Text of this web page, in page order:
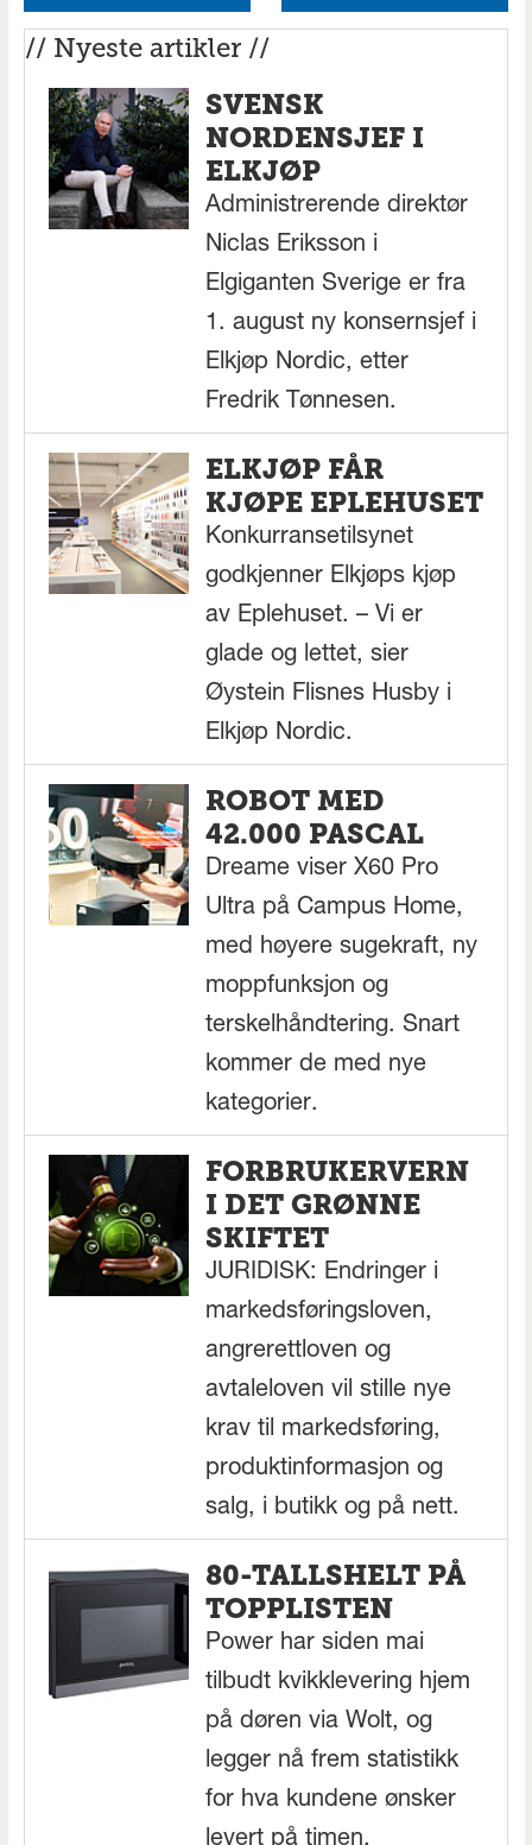
// Nyeste artikler //
SVENSK
NORDENSJEF I
ELKJØP
Administrerende direktør
Niclas Eriksson i
Elgiganten Sverige er fra
1. august ny konsernsjef i
Elkjøp Nordic, etter
Fredrik Tønnesen.
ELKJØP FÅR
KJØPE EPLEHUSET
Konkurransetilsynet
godkjenner Elkjøps kjøp
av Eplehuset. – Vi er
glade og lettet, sier
Øystein Flisnes Husby i
Elkjøp Nordic.
ROBOT MED
42.000 PASCAL
Dreame viser X60 Pro
Ultra på Campus Home,
med høyere sugekraft, ny
moppfunksjon og
terskelhåndtering. Snart
kommer de med nye
kategorier.
FORBRUKERVERN
I DET GRØNNE
SKIFTET
JURIDISK: Endringer i
markedsføringsloven,
angrerettloven og
avtaleloven vil stille nye
krav til markedsføring,
produktinformasjon og
salg, i butikk og på nett.
80-TALLSHELT PÅ
TOPPLISTEN
Power har siden mai
tilbudt kvikklevering hjem
på døren via Wolt, og
legger nå frem statistikk
for hva kundene ønsker
levert på timen.